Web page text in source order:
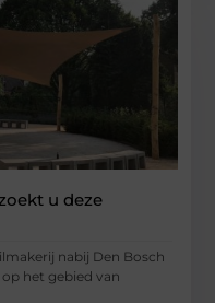
u deze
nabij Den Bosch
het gebied van